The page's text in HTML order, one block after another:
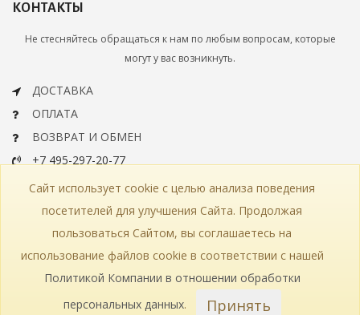
КОНТАКТЫ
Не стесняйтесь обращаться к нам по любым вопросам, которые
могут у вас возникнуть.
ДОСТАВКА
ОПЛАТА
ВОЗВРАТ И ОБМЕН
+7 495-297-20-77
info@bohemiaartclassic.ru
СКАЧАТЬ КАТАЛОГ
КАТАЛОГ
ПОЛИТИКА КОНФИДЕНЦИАЛЬНОСТИ
СТАТЬИ
ПРОИЗВОДСТВО
© 2018—2026 Bohemia Art Classic
Сайт использует cookie с целью анализа поведения
посетителей для улучшения Сайта. Продолжая
пользоваться Сайтом, вы соглашаетесь на
использование файлов cookie в соответствии с нашей
Политикой Компании в отношении обработки
персональных данных. Принять